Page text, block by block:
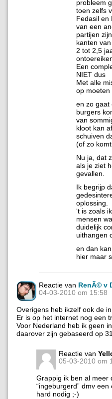
probleem
toen zelfs
Fedasil en
van een
partijen
kanten
2 tot 2,5
Een
NIET dus
Met alle
op moeten
en zo gaat
burgers
van
kloot kan
schuiven
(of zo
Nu ja, dat
als je ziet
gevallen.
Ik begrijp
oplossing.
‘t is zoals
mensen
duidelijk
uithangen
en dan
hier maar
Reactie van RenÃ© v
04-03-2010 om 15:58
Overigens heb ikzelf ook de
Er is op het internet nog een
Voor Nederland heb ik geen
daarover zijn gebaseerd op
Reactie van
05-03-2010 om
Grappig ik ben al meer
“ingeburgerd” dmv
hard nodig ;-)